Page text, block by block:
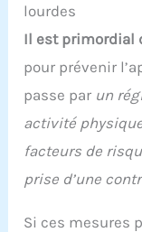
lourdes
Il est primordial
pour prévenir
passe par un
activité
facteurs de
prise d’une
Si ces mesures